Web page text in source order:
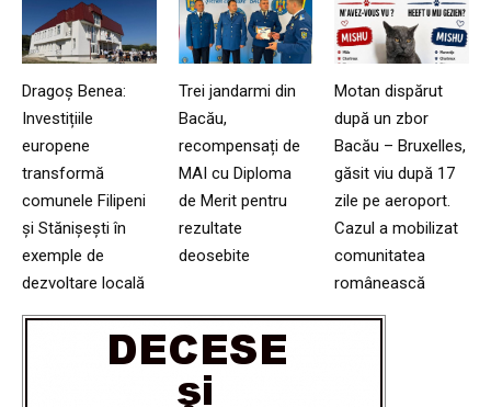
Dragoș Benea:
Investițiile
europene
transformă
comunele Filipeni
și Stănișești în
exemple de
dezvoltare locală
Trei jandarmi din
Bacău,
recompensați de
MAI cu Diploma
de Merit pentru
rezultate
deosebite
Motan dispărut
după un zbor
Bacău – Bruxelles,
găsit viu după 17
zile pe aeroport.
Cazul a mobilizat
comunitatea
românească